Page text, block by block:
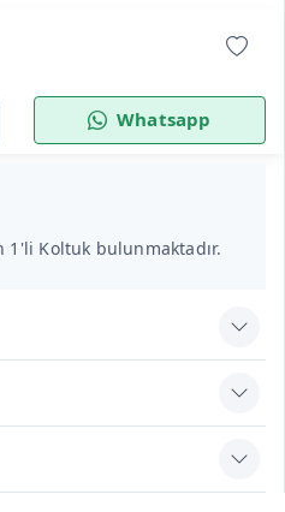
Whatsapp
1'li Koltuk bulunmaktadır.